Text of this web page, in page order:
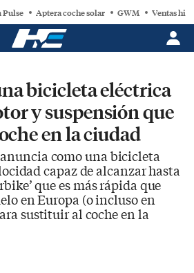
Pulse Aptera coche solar GWM Ventas
bicicleta eléctrica
y suspensión que
en la ciudad
como una bicicleta
capaz de alcanzar hasta
que es más rápida que
en Europa (o incluso en
sustituir al coche en la